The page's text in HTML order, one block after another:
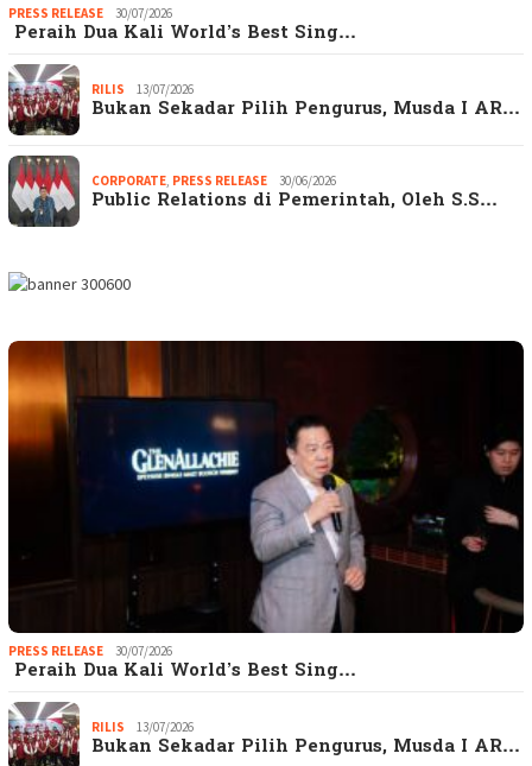
PRESS RELEASE 30/07/2026
Peraih Dua Kali World’s Best Sing…
RILIS 13/07/2026
Bukan Sekadar Pilih Pengurus, Musda I AR…
CORPORATE, PRESS RELEASE 30/06/2026
Public Relations di Pemerintah, Oleh S.S…
PRESS RELEASE 30/07/2026
Peraih Dua Kali World’s Best Sing…
RILIS 13/07/2026
Bukan Sekadar Pilih Pengurus, Musda I AR…